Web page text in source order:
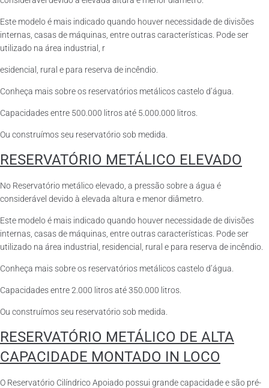
Este modelo é mais indicado quando houver necessidade de divisões
internas, casas de máquinas, entre outras características. Pode ser
utilizado na área industrial, r
esidencial, rural e para reserva de incêndio.
Conheça mais sobre os reservatórios metálicos castelo d’água.
Capacidades entre 500.000 litros até 5.000.000 litros.
Ou construímos seu reservatório sob medida.
RESERVATÓRIO METÁLICO ELEVADO
No Reservatório metálico elevado, a pressão sobre a água é
considerável devido à elevada altura e menor diâmetro.
Este modelo é mais indicado quando houver necessidade de divisões
internas, casas de máquinas, entre outras características. Pode ser
utilizado na área industrial, residencial, rural e para reserva de incêndio.
Conheça mais sobre os reservatórios metálicos castelo d’água.
Capacidades entre 2.000 litros até 350.000 litros.
Ou construímos seu reservatório sob medida.
RESERVATÓRIO METÁLICO DE ALTA
CAPACIDADE MONTADO IN LOCO
O Reservatório Cilíndrico Apoiado possui grande capacidade e são pré-